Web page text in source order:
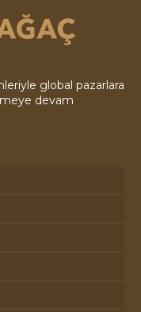
global pazarlara
devam